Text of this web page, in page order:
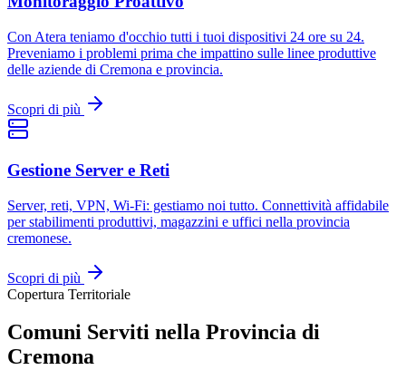
Con Atera teniamo d'occhio tutti i tuoi dispositivi 24 ore su 24.
Preveniamo i problemi prima che impattino sulle linee produttive
delle aziende di Cremona e provincia.
Scopri di più
Gestione Server e Reti
Server, reti, VPN, Wi-Fi: gestiamo noi tutto. Connettività affidabile
per stabilimenti produttivi, magazzini e uffici nella provincia
cremonese.
Scopri di più
Copertura Territoriale
Comuni Serviti nella Provincia di
Cremona